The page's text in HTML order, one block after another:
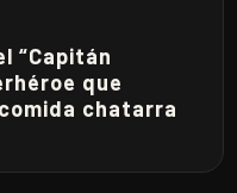
“Capitán
que
chatarra